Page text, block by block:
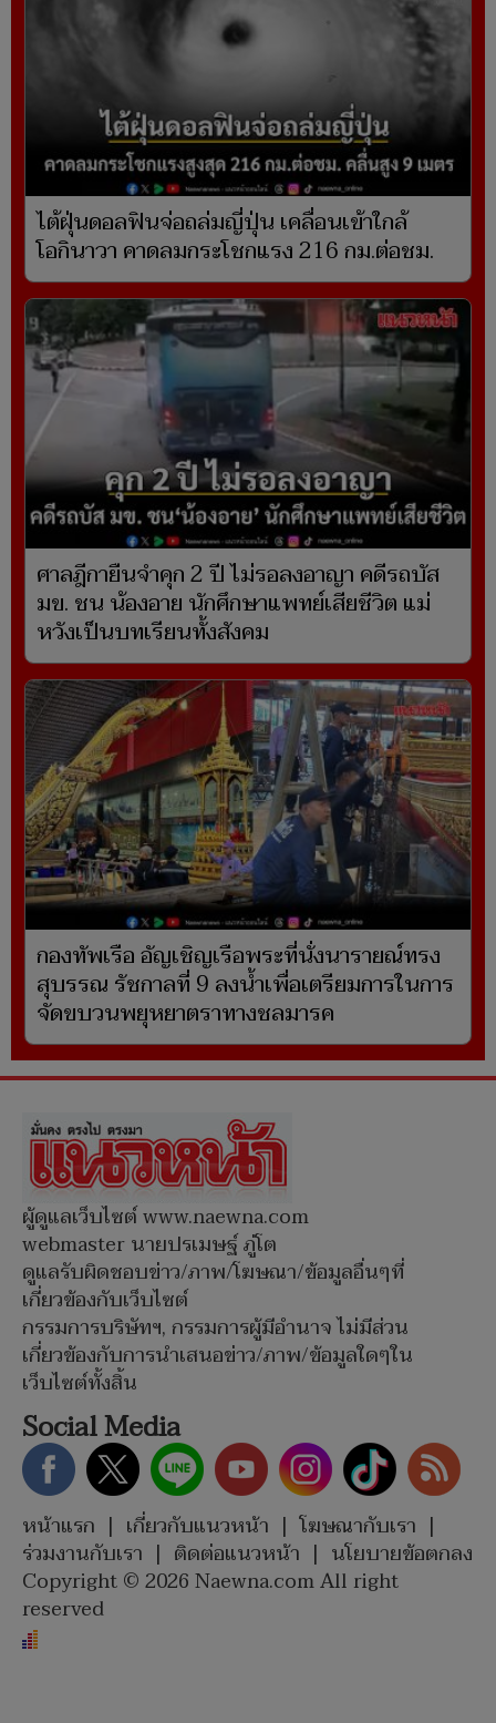
ไต้ฝุ่นดอลฟินจ่อถล่มญี่ปุ่น เคลื่อนเข้าใกล้
โอกินาวา คาดลมกระโชกแรง 216 กม.ต่อชม.
ศาลฎีกายืนจำคุก 2 ปี ไม่รอลงอาญา คดีรถบัส
มข. ชน น้องอาย นักศึกษาแพทย์เสียชีวิต แม่
หวังเป็นบทเรียนทั้งสังคม
กองทัพเรือ อัญเชิญเรือพระที่นั่งนารายณ์ทรง
สุบรรณ รัชกาลที่ 9 ลงน้ำเพื่อเตรียมการในการ
จัดขบวนพยุหยาตราทางชลมารค
ผู้ดูแลเว็บไซต์ www.naewna.com
webmaster นายปรเมษฐ์ ภู่โต
ดูแลรับผิดชอบข่าว/ภาพ/โฆษณา/ข้อมูลอื่นๆที่
เกี่ยวข้องกับเว็บไซต์
กรรมการบริษัทฯ, กรรมการผู้มีอำนาจ ไม่มีส่วน
เกี่ยวข้องกับการนำเสนอข่าว/ภาพ/ข้อมูลใดๆใน
เว็บไซต์ทั้งสิ้น
Social Media
หน้าแรก | เกี่ยวกับแนวหน้า | โฆษณากับเรา |
ร่วมงานกับเรา | ติดต่อแนวหน้า | นโยบายข้อตกลง
Copyright © 2026 Naewna.com All right
reserved